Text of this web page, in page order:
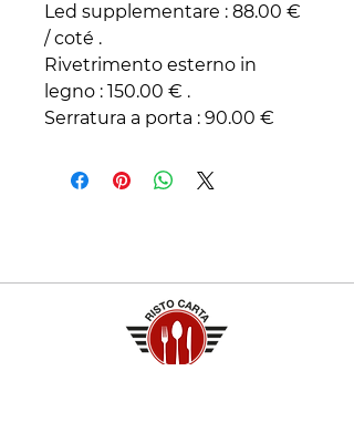
Led supplementare : 88.00 €
/ coté .
Rivetrimento esterno in
legno : 150.00 € .
Serratura a porta : 90.00 €